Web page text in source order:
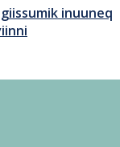
inuuneq